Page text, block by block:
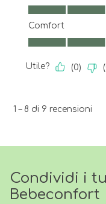
Condividi i
Bebeconfort
Facilità d'uso, 4.0
Comfort
Comfort, 4.0 su 5
Utile? (0) (
1 – 8 di 9 recensioni